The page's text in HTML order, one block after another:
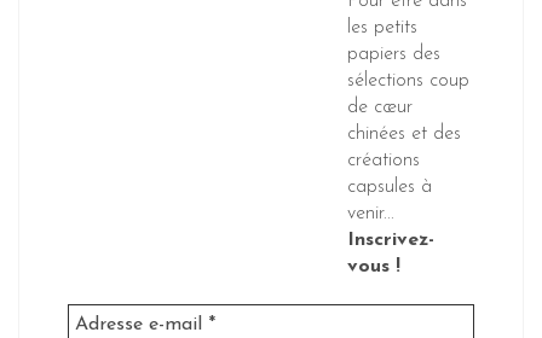
les petits
papiers des
sélections coup
de cœur
chinées et des
créations
capsules à
venir...
Inscrivez-
vous !